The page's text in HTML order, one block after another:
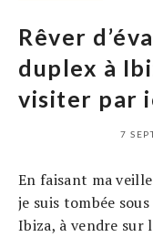
Rêver
duplex à
visiter par
7
En faisant ma
je suis tombée
Ibiza, à vendre sur